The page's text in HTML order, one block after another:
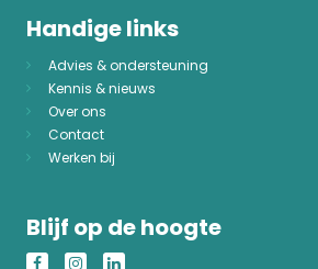
Handige links
Advies & ondersteuning
Kennis & nieuws
Over ons
Contact
Werken bij
Blijf op de hoogte